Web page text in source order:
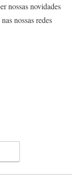
nossas novidades
nossas redes